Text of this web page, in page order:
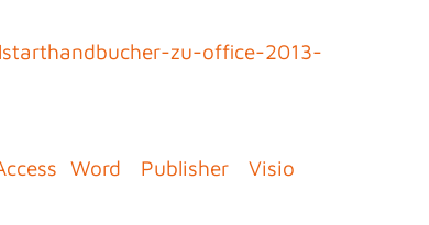
zu-office-2013-
Word Publisher Visio